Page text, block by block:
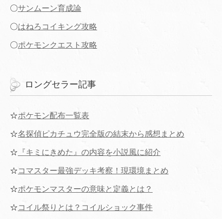
〇サンムーン育成論
〇はねろコイキング攻略
〇ポケモンクエスト攻略
ロングセラー記事
☆ポケモン配布一覧表
☆名探偵ピカチュウ完全版の結末から感想まとめ
☆ 『キミにきめた』の内容を小説風に紹介
☆コマスター最強デッキ考察！現環境まとめ
☆ポケモンマスターの意味と定義とは？
☆コイル祭りとは？コイルショック事件